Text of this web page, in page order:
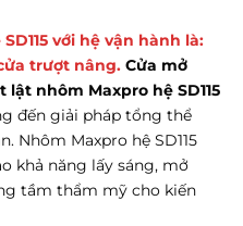
với hệ vận hành là:
trượt nâng. Cửa mở
nhôm Maxpro hệ SD115
đến giải pháp tổng thể
Nhôm Maxpro hệ SD115
khả năng lấy sáng, mở
tầm thẩm mỹ cho kiến